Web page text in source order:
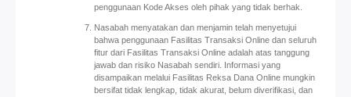
penggunaan Kode Akses oleh pihak yang tidak berhak.
Nasabah menyatakan dan menjamin telah menyetujui
bahwa penggunaan Fasilitas Transaksi Online dan seluruh
fitur dari Fasilitas Transaksi Online adalah atas tanggung
jawab dan risiko Nasabah sendiri. Informasi yang
disampaikan melalui Fasilitas Reksa Dana Online mungkin
bersifat tidak lengkap, tidak akurat, belum diverifikasi, dan